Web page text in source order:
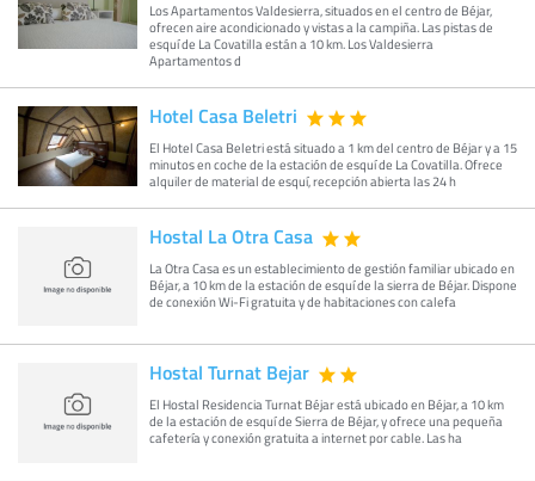
Los Apartamentos Valdesierra, situados en el centro de Béjar,
ofrecen aire acondicionado y vistas a la campiña. Las pistas de
esquí de La Covatilla están a 10 km. Los Valdesierra
Apartamentos d
Hotel Casa Beletri
El Hotel Casa Beletri está situado a 1 km del centro de Béjar y a 15
minutos en coche de la estación de esquí de La Covatilla. Ofrece
alquiler de material de esquí, recepción abierta las 24 h
Hostal La Otra Casa
La Otra Casa es un establecimiento de gestión familiar ubicado en
Béjar, a 10 km de la estación de esquí de la sierra de Béjar. Dispone
de conexión Wi-Fi gratuita y de habitaciones con calefa
Hostal Turnat Bejar
El Hostal Residencia Turnat Béjar está ubicado en Béjar, a 10 km
de la estación de esquí de Sierra de Béjar, y ofrece una pequeña
cafetería y conexión gratuita a internet por cable. Las ha